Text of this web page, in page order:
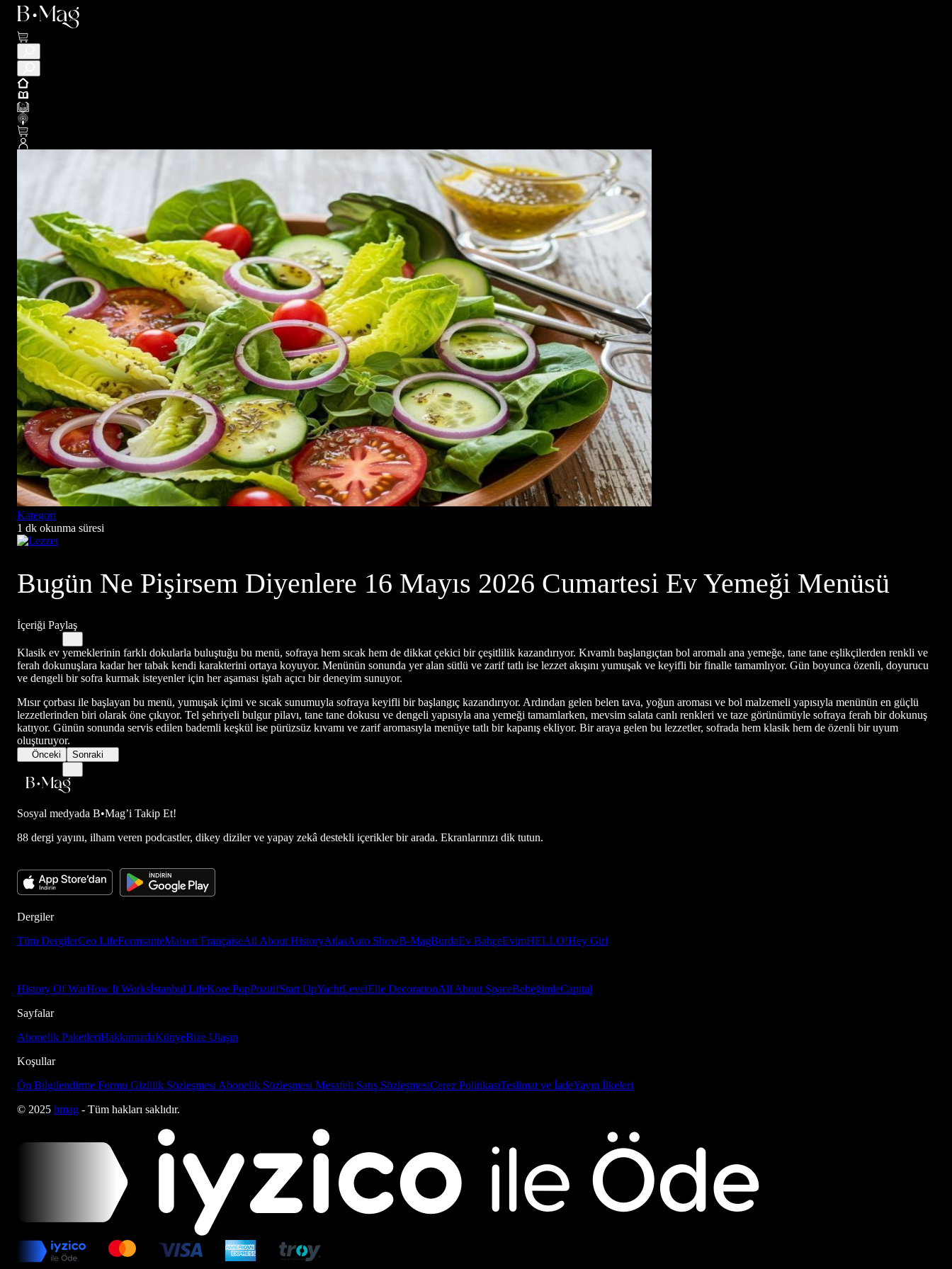
Kategori
1 dk okunma süresi
Bugün Ne Pişirsem Diyenlere 16 Mayıs 2026 Cumartesi Ev Yemeği Menüsü
İçeriği Paylaş
Klasik ev yemeklerinin farklı dokularla buluştuğu bu menü, sofraya hem sıcak hem de dikkat çekici bir çeşitlilik kazandırıyor. Kıvamlı başlangıçtan bol aromalı ana yemeğe, tane tane eşlikçilerden renkli ve
ferah dokunuşlara kadar her tabak kendi karakterini ortaya koyuyor. Menünün sonunda yer alan sütlü ve zarif tatlı ise lezzet akışını yumuşak ve keyifli bir finalle tamamlıyor. Gün boyunca özenli, doyurucu
ve dengeli bir sofra kurmak isteyenler için her aşaması iştah açıcı bir deneyim sunuyor.
Mısır çorbası ile başlayan bu menü, yumuşak içimi ve sıcak sunumuyla sofraya keyifli bir başlangıç kazandırıyor. Ardından gelen belen tava, yoğun aroması ve bol malzemeli yapısıyla menünün en güçlü
lezzetlerinden biri olarak öne çıkıyor. Tel şehriyeli bulgur pilavı, tane tane dokusu ve dengeli yapısıyla ana yemeği tamamlarken, mevsim salata canlı renkleri ve taze görünümüyle sofraya ferah bir dokunuş
katıyor. Günün sonunda servis edilen bademli keşkül ise pürüzsüz kıvamı ve zarif aromasıyla menüye tatlı bir kapanış ekliyor. Bir araya gelen bu lezzetler, sofrada hem klasik hem de özenli bir uyum
oluşturuyor.
Önceki Sonraki
Sosyal medyada B•Mag’i Takip Et!
88 dergi yayını, ilham veren podcastler, dikey diziler ve yapay zekâ destekli içerikler bir arada. Ekranlarınızı dik tutun.
Dergiler
Tüm DergilerCeo LifeFormsanteMaison FrançaiseAll About HistoryAtlasAuto ShowB-MagBurdaEv BahçeEvimHELLO!Hey Girl
History Of WarHow It Worksİstanbul LifeKore PopPozitifStart UpYachtLevelElle DecorationAll About SpaceBebeğimleCapital
Sayfalar
Abonelik PaketleriHakkımızdaKünyeBize Ulaşın
Koşullar
Ön Bilgilendirme Formu Gizlilik Sözleşmesi Abonelik Sözleşmesi Mesafeli Satış SözleşmesiÇerez PolitikasıTeslimat ve İadeYayın İlkeleri
© 2025 bmag - Tüm hakları saklıdır.